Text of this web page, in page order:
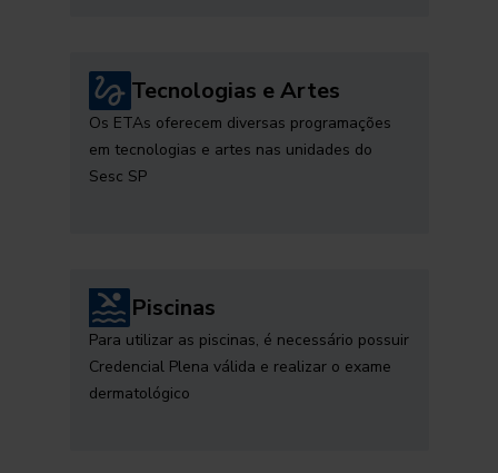
Tecnologias e Artes
Os ETAs oferecem diversas programações
em tecnologias e artes nas unidades do
Sesc SP
Piscinas
Para utilizar as piscinas, é necessário possuir
Credencial Plena válida e realizar o exame
dermatológico